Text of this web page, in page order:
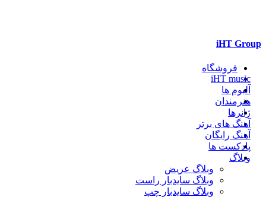
iHT Group
فروشگاه
iHT music
آلبوم ها
هنرمندان
ژانرها
آهنگ های برتر
آهنگ رایگان
پادکست ها
وبلاگ
وبلاگ عریض
وبلاگ سایدبار راست
وبلاگ سایدبار چپ